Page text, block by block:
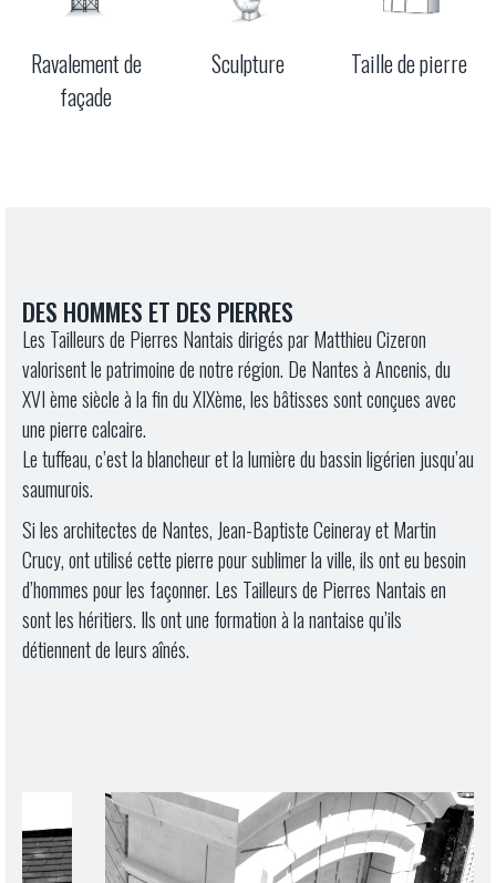
Ravalement de
façade
Sculpture Taille de pierre
DES HOMMES ET DES PIERRES
Les Tailleurs de Pierres Nantais dirigés par Matthieu Cizeron
valorisent le patrimoine de notre région. De Nantes à Ancenis, du
XVI ème siècle à la fin du XIXème, les bâtisses sont conçues avec
une pierre calcaire.
Le tuffeau, c’est la blancheur et la lumière du bassin ligérien jusqu’au
saumurois.
Si les architectes de Nantes, Jean-Baptiste Ceineray et Martin
Crucy, ont utilisé cette pierre pour sublimer la ville, ils ont eu besoin
d’hommes pour les façonner. Les Tailleurs de Pierres Nantais en
sont les héritiers. Ils ont une formation à la nantaise qu’ils
détiennent de leurs aînés.